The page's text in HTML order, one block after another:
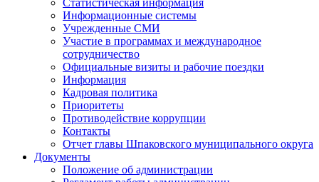
Статистическая информация
Информационные системы
Учрежденные СМИ
Участие в программах и международное
сотрудничество
Официальные визиты и рабочие поездки
Информация
Кадровая политика
Приоритеты
Противодействие коррупции
Контакты
Отчет главы Шпаковского муниципального округа
Документы
Положение об администрации